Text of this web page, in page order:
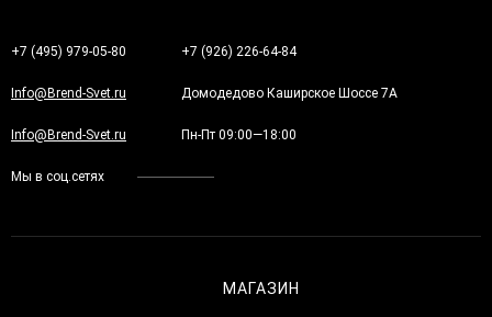
+7 (495) 979-05-80 +7 (926) 226-64-84
Info@Brend-Svet.ru Домодедово Каширское Шоссе 7А
Info@Brend-Svet.ru Пн-Пт 09:00—18:00
Мы в соц.сетях
МАГАЗИН